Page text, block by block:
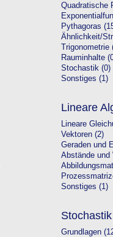
Quadratische
Pythagoras
Ähnlichkeit/
Trigonometrie
Rauminhalte
Stochastik (0)
Sonstiges (1)
Lineare
Lineare
Vektoren (2)
Geraden und
Abstände und
Sonstiges (1)
Stochastik
Grundlagen